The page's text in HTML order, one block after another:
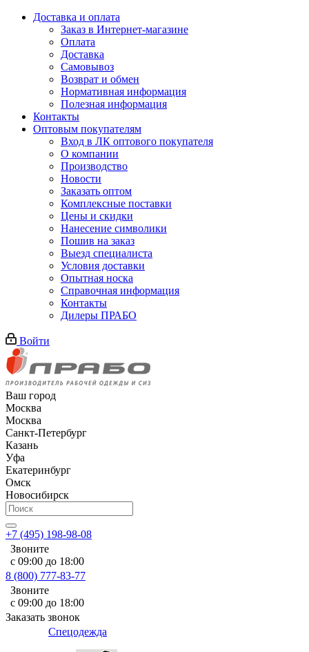
Доставка и оплата
Заказ в Интернет-магазине
Оплата
Доставка
Самовывоз
Возврат и обмен
Нормативная информация
Полезная информация
Контакты
Оптовым покупателям
Вход в ЛК оптового покупателя
О компании
Производство
Новости
Заказать оптом
Комплексные поставки
Цены и скидки
Нанесение символики
Пошив на заказ
Выезд специалиста
Условия доставки
Опытная носка
Справочная информация
Контакты
Дилеры ПРАБО
Войти
Ваш город
Москва
Москва
Санкт-Петербург
Казань
Уфа
Екатеринбург
Омск
Новосибирск
+7 (495) 198-98-08
Звоните
с 09:00 до 18:00
8 (800) 777-83-77
Звоните
с 09:00 до 18:00
Заказать звонок
Спецодежда